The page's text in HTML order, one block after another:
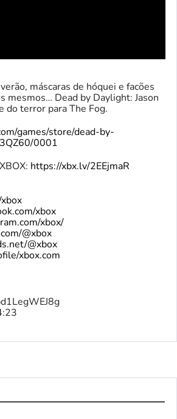
máscaras de hóquei e facões
mesmos… Dead by Daylight: Jason
do terror para The Fog.
games/store/dead-by-
0001
https://xbx.lv/2EEjmaR
xbox
xbox/
@xbox
@xbox
xbox.com